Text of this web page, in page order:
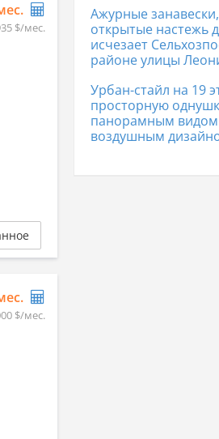
$/мес.
$/мес.
Ажурные
открытые настежь
исчезает
районе улицы
Урбан-стайл на 19
просторную
панорамным
воздушным